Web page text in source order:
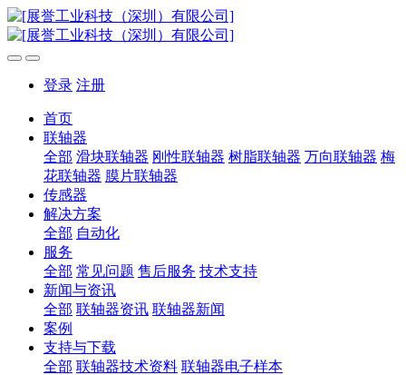
登录 注册
首页
联轴器
全部 滑块联轴器 刚性联轴器 树脂联轴器 万向联轴器 梅
花联轴器 膜片联轴器
传感器
解决方案
全部 自动化
服务
全部 常见问题 售后服务 技术支持
新闻与资讯
全部 联轴器资讯 联轴器新闻
案例
支持与下载
全部 联轴器技术资料 联轴器电子样本